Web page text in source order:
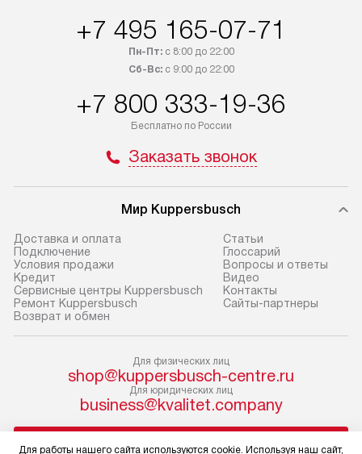
обсудите возможность его
приобретения с менеджером сайта.
Товары с специальным лейблом
доставляются бесплатно
по Москве в пределах МКАД,
и отдельная доставка аксессуаров
не предусмотрена.
доставки доставит упакованный
прибор до двери или прихожей.
Если необходимо переместить
прибор до места установки,
пожалуйста, предварительно
уточните это с менеджером.
За данную услугу взимается
дополнительная плата. Важно
учитывать, что если размеры
прибора не позволяют ему пройти
через дверной проем, сотрудники
транспортной службы не могут
демонтировать дверцы, ручки или
материалы.
установление,
техники,
ошибки и
предполагают,
установленной
слива.
соединение
монтаж техники
+7 495 165-07-71
Пн-Пт:с 8:00 до 22:00
Сб-Вс:с 9:00 до 22:00
+7 800 333-19-36
Бесплатно по России
Заказать звонок
Мир Kuppersbusch
Доставка и оплата
Подключение
Условия продажи
Кредит
Сервисные центры Kuppersbusch
Ремонт Kuppersbusch
Возврат и обмен
Cтатьи
Глоссарий
Вопросы и ответы
Видео
Контакты
Сайты-партнеры
Для физических лиц
shop@kuppersbusch-centre.ru
Для юридических лиц
business@kvalitet.company
Для работы нашего сайта используются cookie. Используя наш сайт,